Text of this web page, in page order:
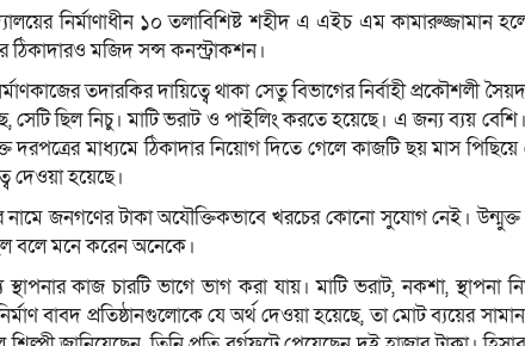
নির্মাণাধীন ১০ তলাবিশিষ্ট শহীদ এ এইচ এম কামারুজ্জামান
মজিদ সন্স কনস্ট্রাকশন।
তদারকির দায়িত্বে থাকা সেতু বিভাগের নির্বাহী প্রকৌশলী
সেটি ছিল নিচু। মাটি ভরাট ও পাইলিং করতে হয়েছে। এ জন্য ব্যয়
দরপত্রের মাধ্যমে ঠিকাদার নিয়োগ দিতে গেলে কাজটি ছয় মাস
দেওয়া হয়েছে।
নামে জনগণের টাকা অযৌক্তিকভাবে খরচের কোনো সুযোগ নেই।
বলে মনে করেন অনেকে।
কাজ চারটি ভাগে ভাগ করা যায়। মাটি ভরাট, নকশা, স্থাপনা
বাবদ প্রতিষ্ঠানগুলোকে যে অর্থ দেওয়া হয়েছে, তা মোট ব্যয়ের